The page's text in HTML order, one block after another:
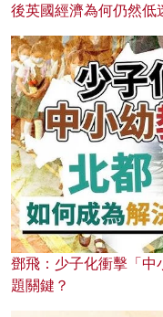
後英國經濟為何仍然低
鄧飛：少子化衝擊「中
題關鍵？